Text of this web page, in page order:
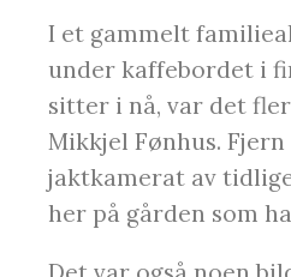
I et gammelt
under kaffebordet i
sitter i nå, var det
Mikkjel Fønhus.
jaktkamerat av
her på gården som